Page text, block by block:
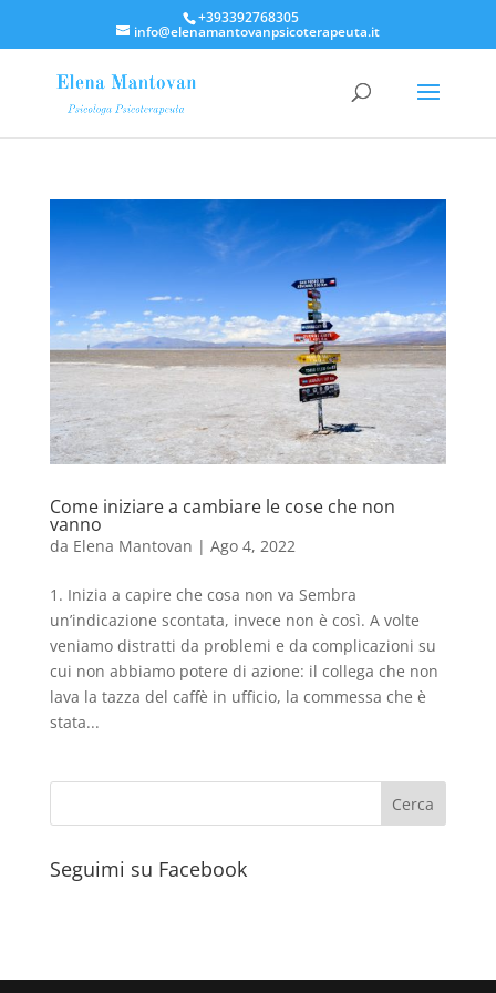
+393392768305
info@elenamantovanpsicoterapeuta.it
Come iniziare a cambiare le cose che non
vanno
da Elena Mantovan | Ago 4, 2022
1. Inizia a capire che cosa non va Sembra
un’indicazione scontata, invece non è così. A volte
veniamo distratti da problemi e da complicazioni su
cui non abbiamo potere di azione: il collega che non
lava la tazza del caffè in ufficio, la commessa che è
stata...
Seguimi su Facebook